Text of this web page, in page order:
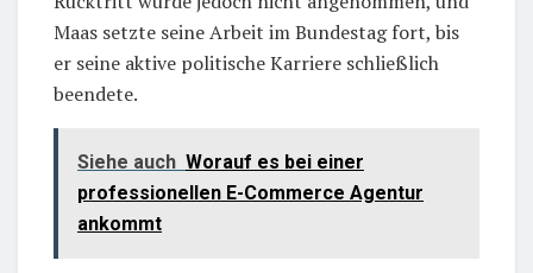
Maas setzte seine Arbeit im Bundestag fort, bis
er seine aktive politische Karriere schließlich
beendete.
Siehe auch Worauf es bei einer
professionellen E-Commerce Agentur
ankommt